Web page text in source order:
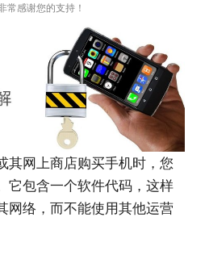
常感谢您的支持！
其网上商店购买手机时，您
它包含一个软件代码，这样
网络，而不能使用其他运营